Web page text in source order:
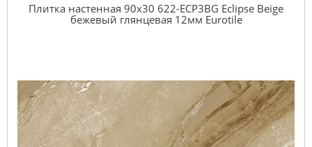
Плитка настенная 90x30 622-ECP3BG Eclipse Beige
бежевый глянцевая 12мм Eurotile